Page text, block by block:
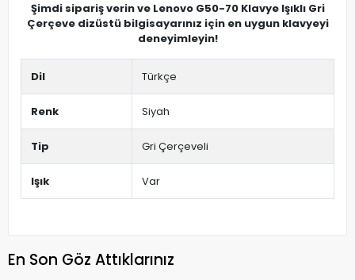
Şimdi sipariş verin ve Lenovo G50-70 Klavye Işıklı Gri
Çerçeve dizüstü bilgisayarınız için en uygun klavyeyi
deneyimleyin!
Dil Türkçe
Renk Siyah
Tip Gri Çerçeveli
Işık Var
En Son Göz Attıklarınız